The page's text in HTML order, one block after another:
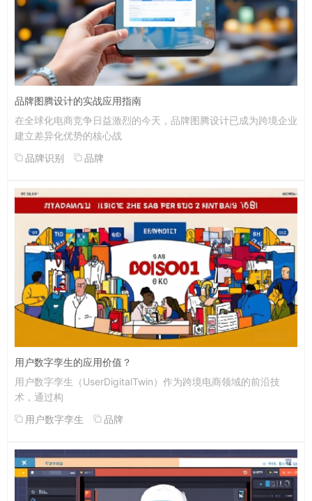
品牌图腾设计的实战应用指南
在全球化电商竞争日益激烈的今天，品牌图腾设计已成为跨境企业
建立差异化优势的核心战
品牌识别
品牌
用户数字孪生的应用价值？
用户数字孪生（UserDigitalTwin）作为跨境电商领域的前沿技
术，通过构
用户数字孪生
品牌